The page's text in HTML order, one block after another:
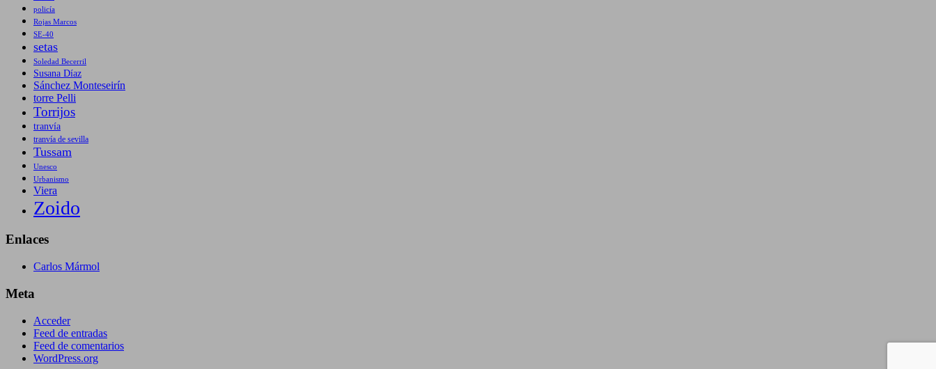
policía
Rojas Marcos
SE-40
setas
Soledad Becerril
Susana Díaz
Sánchez Monteseirín
torre Pelli
Torrijos
tranvía
tranvía de sevilla
Tussam
Unesco
Urbanismo
Viera
Zoido
Enlaces
Carlos Mármol
Meta
Acceder
Feed de entradas
Feed de comentarios
WordPress.org